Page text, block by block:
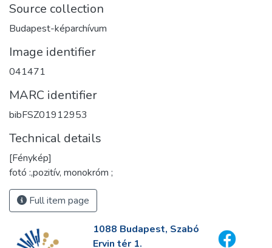
Source collection
Budapest-képarchívum
Image identifier
041471
MARC identifier
bibFSZ01912953
Technical details
[Fénykép]
fotó :,pozitív, monokróm ;
Full item page
1088 Budapest, Szabó
Ervin tér 1.